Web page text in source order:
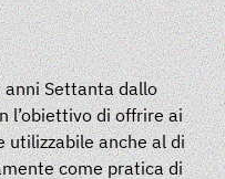
Settanta dallo
l’obiettivo di offrire ai
utilizzabile anche al di
come pratica di